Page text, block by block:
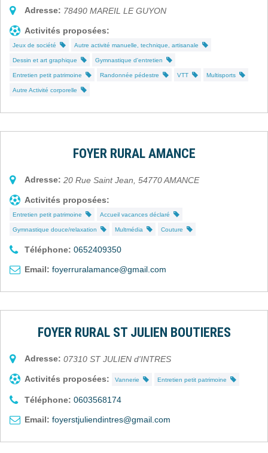
Adresse: 78490 MAREIL LE GUYON
Activités proposées:
Jeux de société Autre activité manuelle, technique, artisanale
Dessin et art graphique Gymnastique d'entretien
Entretien petit patrimoine Randonnée pédestre VTT Multisports
Autre Activité corporelle
FOYER RURAL AMANCE
Adresse: 20 Rue Saint Jean 54770AMANCE
Activités proposées:
Entretien petit patrimoine Accueil vacances déclaré
Gymnastique douce/relaxation Multmédia Couture
Téléphone: 0652409350
Email: foyerruralamance@gmail.com
FOYER RURAL ST JULIEN BOUTIERES
Adresse: 07310 ST JULIEN d'INTRES
Activités proposées: Vannerie Entretien petit patrimoine
Téléphone: 0603568174
Email: foyerstjuliendintres@gmail.com